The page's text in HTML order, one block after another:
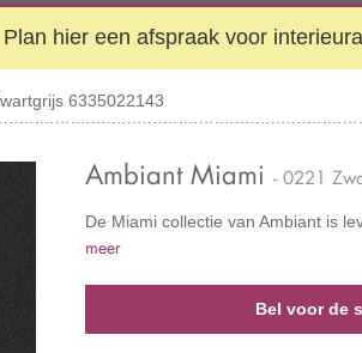
Plan hier een afspraak voor
6335022143
Ambiant Miami - 0221
De Miami collectie van Ambiant is
meer
Bel voor de